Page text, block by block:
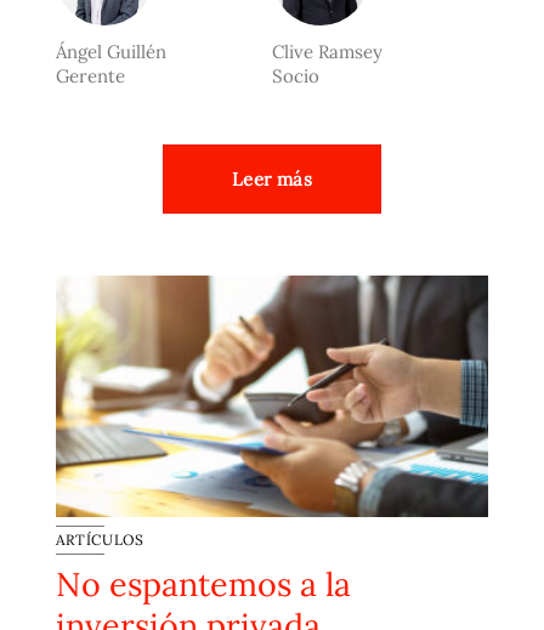
Ángel Guillén
Gerente
Clive Ramsey
Socio
Leer más
ARTÍCULOS
No espantemos a la